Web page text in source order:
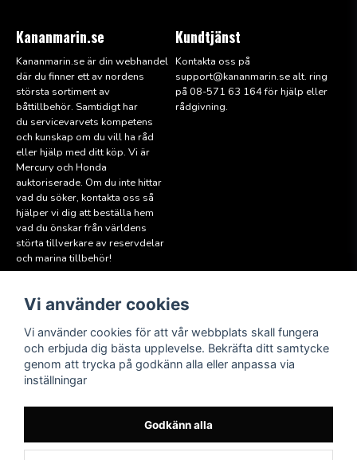
Kananmarin.se
Kananmarin.se är din webhandel
där du finner ett av nordens
största sortiment av
båttillbehör. Samtidigt har
du servicevarvets kompetens
och kunskap om du vill ha råd
eller hjälp med ditt köp. Vi är
Mercury och Honda
auktoriserade. Om du inte hittar
vad du söker, kontakta oss så
hjälper vi dig att beställa hem
vad du önskar från världens
störta tillverkare av reservdelar
och marina tillbehör!
Kundtjänst
Kontakta oss på
support@kananmarin.se alt. ring
på 08-571 63 164 för hjälp eller
rådgivning.
Läs mer
Köpvillkor
Hitta till oss
Miljöpolicy
Medlem i Sweboat
Följ oss
Facebook
Instagram
Vi använder cookies
Vi använder cookies för att vår webbplats skall fungera
och erbjuda dig bästa upplevelse. Bekräfta ditt samtycke
genom att trycka på godkänn alla eller anpassa via
inställningar
Godkänn alla